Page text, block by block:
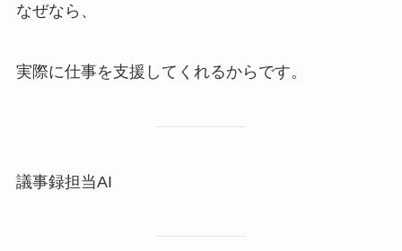
なぜなら、
実際に仕事を支援してくれるからです。
議事録担当AI